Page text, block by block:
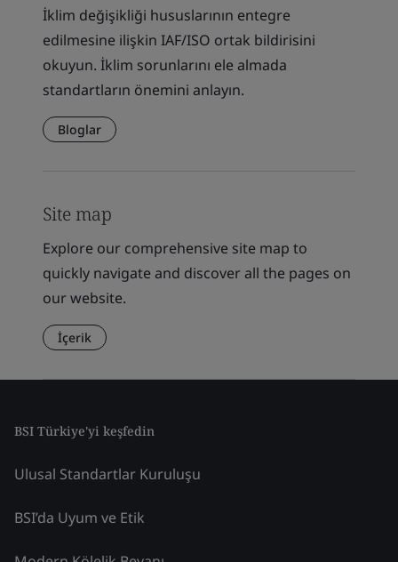
İklim değişikliği hususlarının entegre
edilmesine ilişkin IAF/ISO ortak bildirisini
okuyun. İklim sorunlarını ele almada
standartların önemini anlayın.
Bloglar
Site map
Explore our comprehensive site map to
quickly navigate and discover all the pages on
our website.
İçerik
BSI Türkiye'yi keşfedin
Ulusal Standartlar Kuruluşu
BSI’da Uyum ve Etik